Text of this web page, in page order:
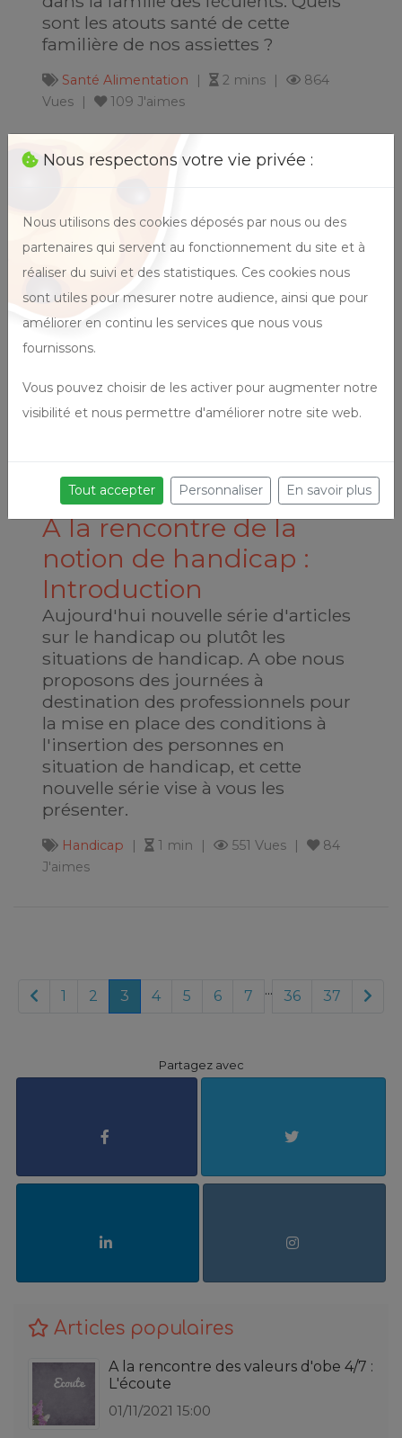
sont les atouts santé de cette
familière de nos assiettes ?
Santé Alimentation 2 mins
864
Vues
109 J'aimes
novembre
2022
A lire sur obe
A la rencontre de la
notion de handicap :
Introduction
Aujourd'hui nouvelle série d'articles
sur le handicap ou plutôt les
situations de handicap. A obe nous
proposons des journées à
destination des professionnels pour
la mise en place des conditions à
l'insertion des personnes en
situation de handicap, et cette
nouvelle série vise à vous les
présenter.
Handicap 1 min 551 Vues
84
J'aimes
1 2 3 4 5 6 7 ... 36 37
Partagez avec
Articles populaires
A la rencontre des valeurs d'obe 4/7 :
L'écoute
01/11/2021 15:00
Nous respectons votre vie privée :
Nous utilisons des cookies déposés par nous ou des
partenaires qui servent au fonctionnement du site et à
réaliser du suivi et des statistiques. Ces cookies nous
sont utiles pour mesurer notre audience, ainsi que pour
améliorer en continu les services que nous vous
fournissons.
Vous pouvez choisir de les activer pour augmenter notre
visibilité et nous permettre d'améliorer notre site web.
Tout accepter Personnaliser En savoir plus